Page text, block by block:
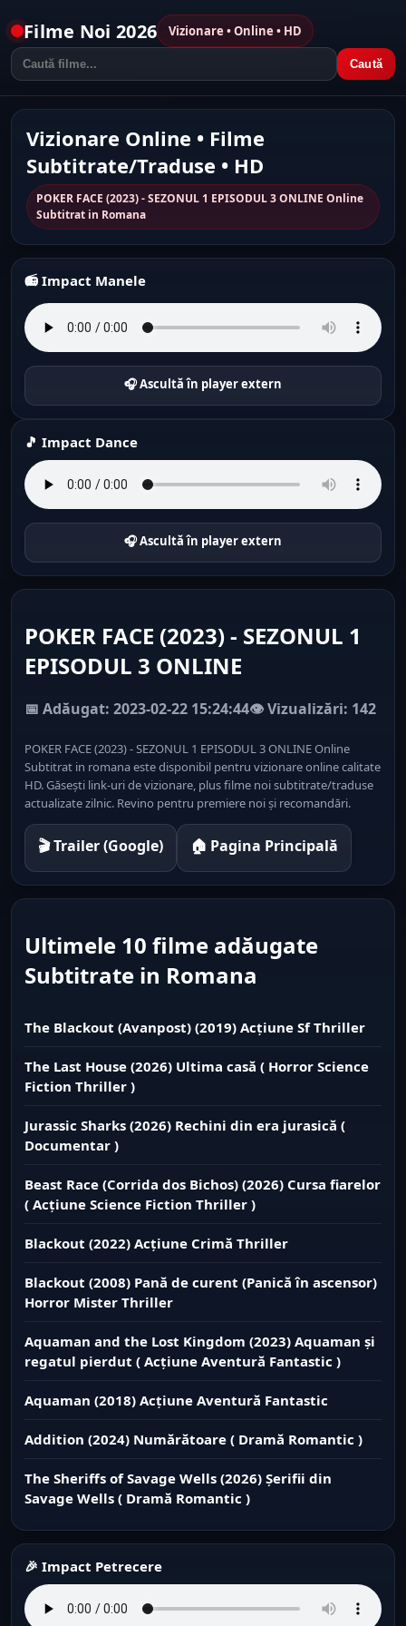
Filme Noi 2026 Vizionare • Online • HD
Caută
Vizionare Online • Filme
Subtitrate/Traduse • HD
POKER FACE (2023) - SEZONUL 1 EPISODUL 3 ONLINE Online
Subtitrat in Romana
📻 Impact Manele
🎧 Ascultă în player extern
🎵 Impact Dance
🎧 Ascultă în player extern
POKER FACE (2023) - SEZONUL 1
EPISODUL 3 ONLINE
📅 Adăugat: 2023-02-22 15:24:44👁️ Vizualizări: 142
POKER FACE (2023) - SEZONUL 1 EPISODUL 3 ONLINE Online
Subtitrat in romana este disponibil pentru vizionare online calitate
HD. Găsești link-uri de vizionare, plus filme noi subtitrate/traduse
actualizate zilnic. Revino pentru premiere noi și recomandări.
🎬 Trailer (Google) 🏠 Pagina Principală
Ultimele 10 filme adăugate
Subtitrate in Romana
The Blackout (Avanpost) (2019) Acțiune Sf Thriller
The Last House (2026) Ultima casă ( Horror Science
Fiction Thriller )
Jurassic Sharks (2026) Rechini din era jurasică (
Documentar )
Beast Race (Corrida dos Bichos) (2026) Cursa fiarelor
( Acțiune Science Fiction Thriller )
Blackout (2022) Acțiune Crimă Thriller
Blackout (2008) Pană de curent (Panică în ascensor)
Horror Mister Thriller
Aquaman and the Lost Kingdom (2023) Aquaman și
regatul pierdut ( Acțiune Aventură Fantastic )
Aquaman (2018) Acțiune Aventură Fantastic
Addition (2024) Numărătoare ( Dramă Romantic )
The Sheriffs of Savage Wells (2026) Șerifii din
Savage Wells ( Dramă Romantic )
🎉 Impact Petrecere